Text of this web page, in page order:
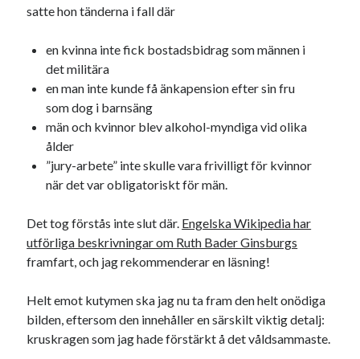
satte hon tänderna i fall där
en kvinna inte fick bostadsbidrag som männen i
det militära
en man inte kunde få änkapension efter sin fru
som dog i barnsäng
män och kvinnor blev alkohol-myndiga vid olika
ålder
”jury-arbete” inte skulle vara frivilligt för kvinnor
när det var obligatoriskt för män.
Det tog förstås inte slut där. Engelska Wikipedia har
utförliga beskrivningar om Ruth Bader Ginsburgs
framfart, och jag rekommenderar en läsning!
Helt emot kutymen ska jag nu ta fram den helt onödiga
bilden, eftersom den innehåller en särskilt viktig detalj:
kruskragen som jag hade förstärkt å det våldsammaste.